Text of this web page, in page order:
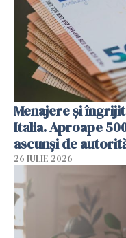
Menajere și
Italia. Aproape
ascunși de
26 IULIE 2026